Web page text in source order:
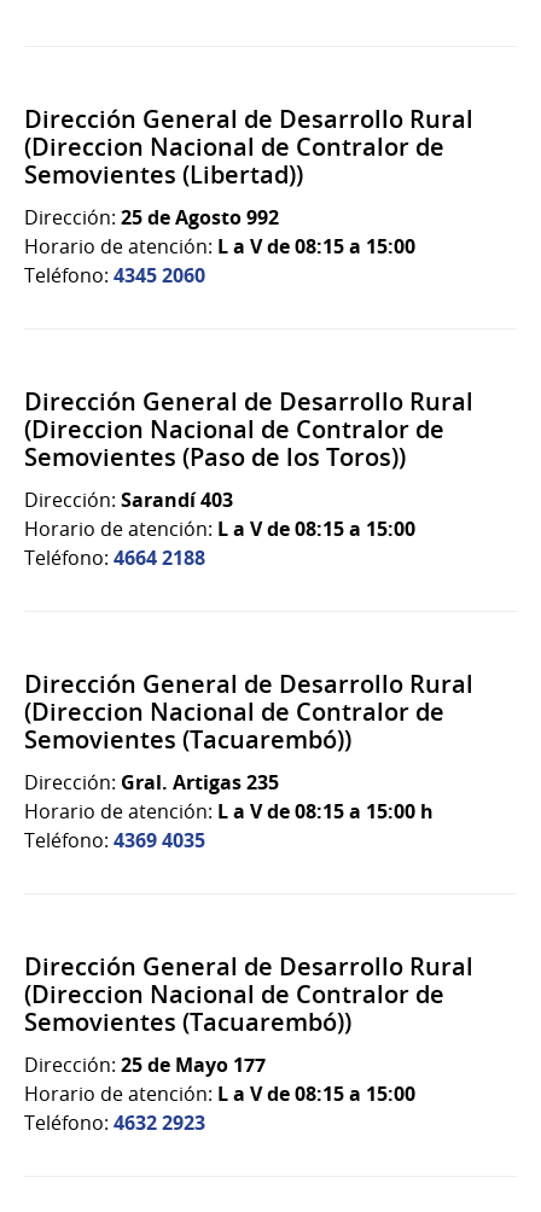
Dirección General de Desarrollo Rural
(Direccion Nacional de Contralor de
Semovientes (Libertad))
Dirección: 25 de Agosto 992
Horario de atención: L a V de 08:15 a 15:00
Teléfono: 4345 2060
Dirección General de Desarrollo Rural
(Direccion Nacional de Contralor de
Semovientes (Paso de los Toros))
Dirección: Sarandí 403
Horario de atención: L a V de 08:15 a 15:00
Teléfono: 4664 2188
Dirección General de Desarrollo Rural
(Direccion Nacional de Contralor de
Semovientes (Tacuarembó))
Dirección: Gral. Artigas 235
Horario de atención: L a V de 08:15 a 15:00 h
Teléfono: 4369 4035
Dirección General de Desarrollo Rural
(Direccion Nacional de Contralor de
Semovientes (Tacuarembó))
Dirección: 25 de Mayo 177
Horario de atención: L a V de 08:15 a 15:00
Teléfono: 4632 2923